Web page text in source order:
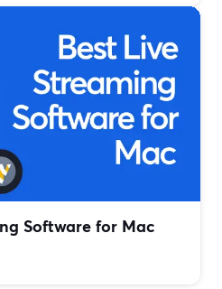
Software for Mac